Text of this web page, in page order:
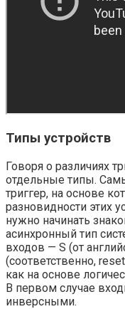
Типы устройств
Говоря о различиях
отдельные типы.
триггер, на основе
разновидности этих
нужно начинать
асинхронный тип
входов — S (от
(соответственно,
как на основе
В первом случае
инверсными.